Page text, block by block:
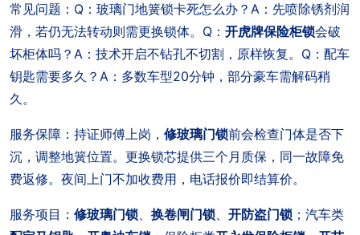
常见问题：Q：玻璃门地簧锁卡死怎么办？A：先喷除锈剂润
滑，若仍无法转动则需更换锁体。Q： 开虎牌保险柜锁会破
坏柜体吗？A：技术开启不钻孔不切割，原样恢复。Q：配车
钥匙需要多久？A：多数车型20分钟，部分豪车需解码稍
久。
服务保障：持证师傅上岗， 修玻璃门锁前会检查门体是否下
沉，调整地簧位置。更换锁芯提供三个月质保，同一故障免
费返修。夜间上门不加收费用，电话报价即结算价。
服务项目： 修玻璃门锁、 换卷闸门锁、 开防盗门锁 ；汽车类